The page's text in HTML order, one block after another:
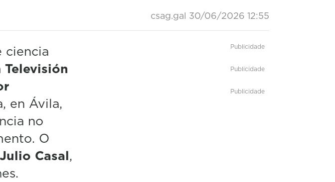
csag.gal 30/06/2026 12:55
Televisión
en Ávila,
no
O
Casal,
Publicidade
Publicidade
Publicidade